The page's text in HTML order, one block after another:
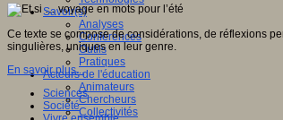
Savoir(s)
Analyses
Conférences
Outils
Pratiques
Acteurs de l'éducation
Animateurs
Chercheurs
Collectivités
Ce texte se compose de considérations, de réflexions
singulières, uniques en leur genre.
En savoir plus...
Sciences
Société